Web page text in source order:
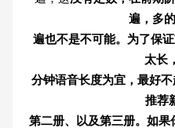
遍，多
遍也不是不可能。为了保
太长
分钟语音长度为宜，最好
推荐
第二册、以及第三册。如